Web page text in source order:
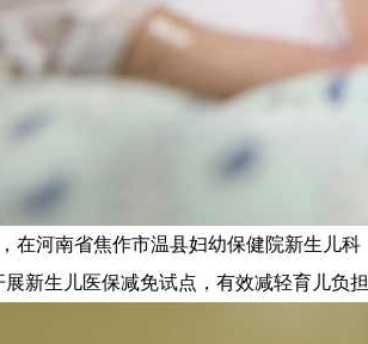
河南省焦作市温县妇幼保健院新生儿科
生儿医保减免试点，有效减轻育儿负担